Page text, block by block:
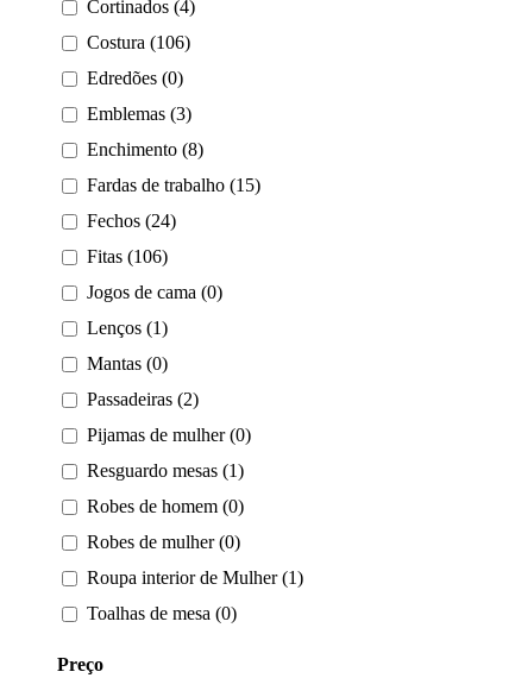
Cortinados (4)
Costura (106)
Edredões (0)
Emblemas (3)
Enchimento (8)
Fardas de trabalho (15)
Fechos (24)
Fitas (106)
Jogos de cama (0)
Lenços (1)
Mantas (0)
Passadeiras (2)
Pijamas de mulher (0)
Resguardo mesas (1)
Robes de homem (0)
Robes de mulher (0)
Roupa interior de Mulher (1)
Toalhas de mesa (0)
Preço